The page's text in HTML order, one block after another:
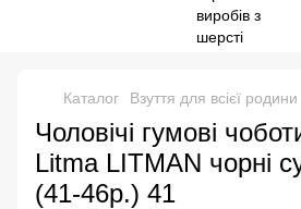
Каталог Взуття для всієї родини
Чоловічі гумові
Litma LITMAN чорні
(41-46р.) 41